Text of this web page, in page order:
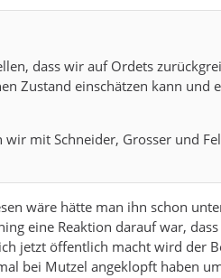
dass wir auf Ordets
Zustand einschätzen kann und
mit Schneider, Grosser und
wäre hätte man ihn schon
eine Reaktion darauf war, dass
jetzt öffentlich macht wird der
bei Mutzel angeklopft haben